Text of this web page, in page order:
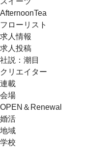
AfternoonTea
フローリスト
求人情報
求人投稿
社説：潮目
クリエイター
連載
会場
OPEN＆Renewal
婚活
地域
学校